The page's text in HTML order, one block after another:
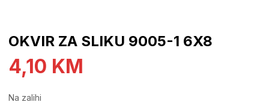
OKVIR ZA SLIKU 9005-1 6X8
4,10 KM
Na zalihi